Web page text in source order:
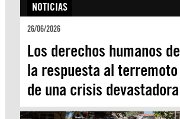
NOTICIAS
26/06/2026
Los derechos humanos
la respuesta al terremoto
de una crisis devastadora